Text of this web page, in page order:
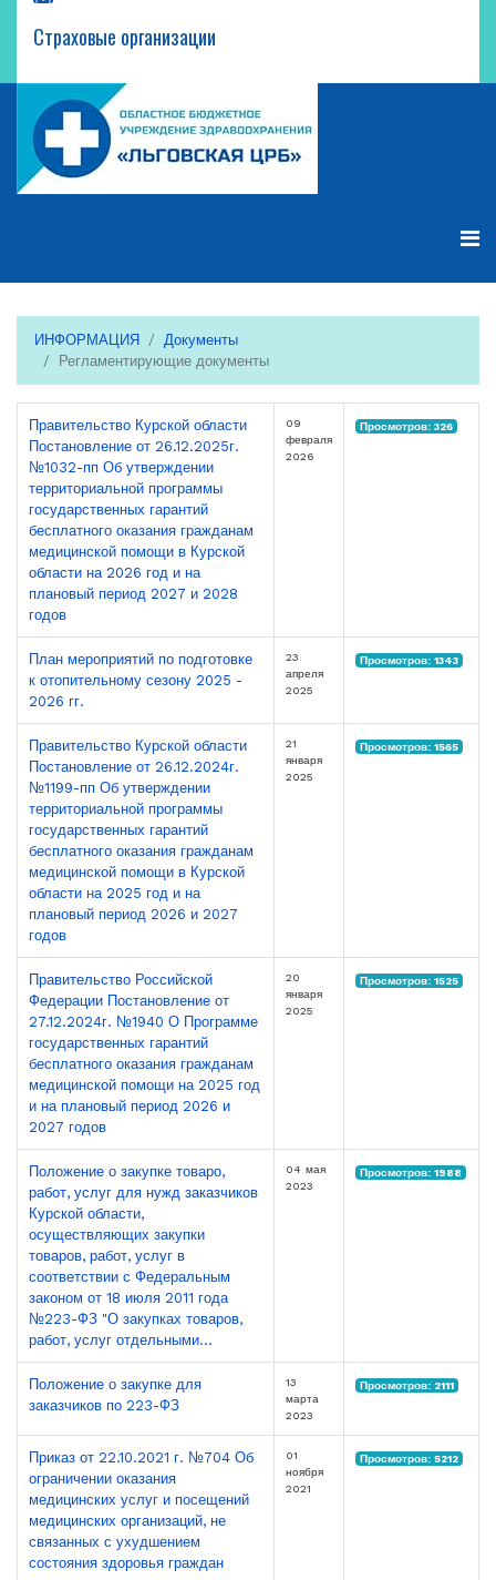
Страховые организации
ИНФОРМАЦИЯ
Документы
Регламентирующие документы
Правительство Курской области
Постановление от 26.12.2025г.
№1032-пп Об утверждении
территориальной программы
государственных гарантий
бесплатного оказания гражданам
медицинской помощи в Курской
области на 2026 год и на
плановый период 2027 и 2028
годов
09
февраля
2026
Просмотров: 326
План мероприятий по подготовке
к отопительному сезону 2025 -
2026 гг.
23
апреля
2025
Просмотров: 1343
Правительство Курской области
Постановление от 26.12.2024г.
№1199-пп Об утверждении
территориальной программы
государственных гарантий
бесплатного оказания гражданам
медицинской помощи в Курской
области на 2025 год и на
плановый период 2026 и 2027
годов
21
января
2025
Просмотров: 1565
Правительство Российской
Федерации Постановление от
27.12.2024г. №1940 О Программе
государственных гарантий
бесплатного оказания гражданам
медицинской помощи на 2025 год
и на плановый период 2026 и
2027 годов
20
января
2025
Просмотров: 1525
Положение о закупке товаро,
работ, услуг для нужд заказчиков
Курской области,
осуществляющих закупки
товаров, работ, услуг в
соответствии с Федеральным
законом от 18 июля 2011 года
№223-ФЗ "О закупках товаров,
работ, услуг отдельными...
04 мая
2023
Просмотров: 1988
Положение о закупке для
заказчиков по 223-ФЗ
13
марта
2023
Просмотров: 2111
Приказ от 22.10.2021 г. №704 Об
ограничении оказания
медицинских услуг и посещений
медицинских организаций, не
связанных с ухудшением
состояния здоровья граждан
01
ноября
2021
Просмотров: 5212